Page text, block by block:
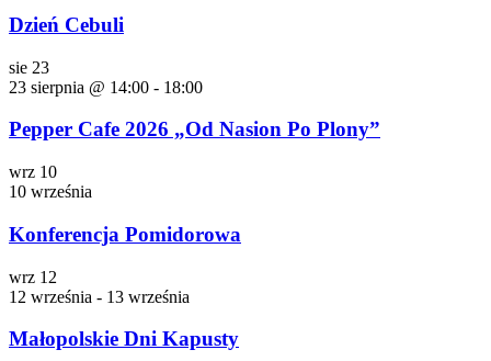
Dzień Cebuli
sie 23
23 sierpnia @ 14:00 - 18:00
Pepper Cafe 2026 „Od Nasion Po Plony”
wrz 10
10 września
Konferencja Pomidorowa
wrz 12
12 września - 13 września
Małopolskie Dni Kapusty